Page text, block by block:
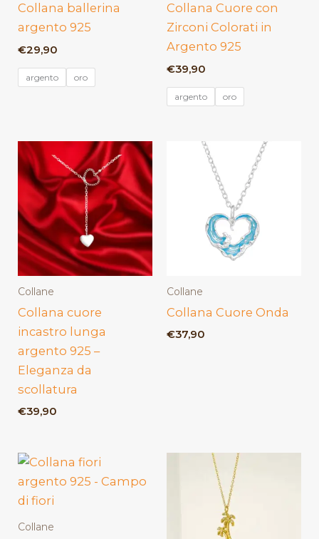
Collana ballerina
argento 925
€29,90
argento oro
Collana Cuore con
Zirconi Colorati in
Argento 925
€39,90
argento oro
Collane
Collana cuore
incastro lunga
argento 925 –
Eleganza da
scollatura
€39,90
Collane
Collana Cuore Onda
€37,90
Collane